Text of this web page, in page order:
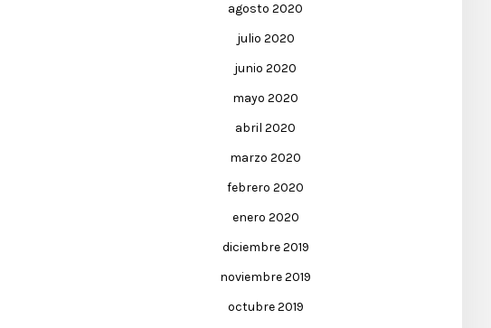
agosto 2020
julio 2020
junio 2020
mayo 2020
abril 2020
marzo 2020
febrero 2020
enero 2020
diciembre 2019
noviembre 2019
octubre 2019